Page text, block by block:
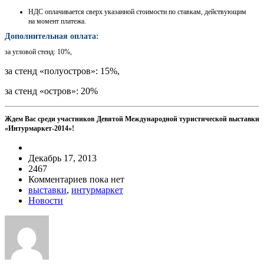
НДС оплачивается сверх указанной стоимости по ставкам, действующим
на момент платежа.
Дополнительная оплата:
за угловой стенд: 10%,
за стенд «полуостров»: 15%,
за стенд «остров»: 20%
Ждем Вас среди участников Девятой Международной туристической выставки
«Интурмаркет-2014»!
Декабрь 17, 2013
2467
Комментариев пока нет
выставки, интурмаркет
Новости